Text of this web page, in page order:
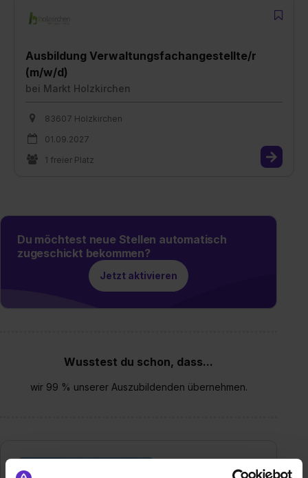
Ausbildung Verwaltungsfachangestellte/r
(m/w/d)
bei Markt Holzkirchen
83607 Holzkirchen
01.09.2027
1 freier Platz
Du möchtest neue Stellen automatisch
zugeschickt bekommen?
Jetzt aktivieren
Wusstest du schon, dass...
wir 99 % unserer Auszubildenden übernehmen.